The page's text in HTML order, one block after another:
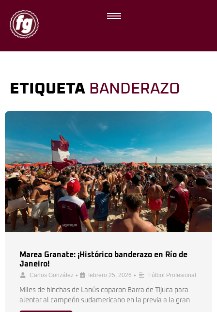
ETIQUETA BANDERAZO
Marea Granate: ¡Histórico banderazo en Río de
Janeiro!
Carlos González • febrero 25, 2026 • Fútbol Profesional
Miles de hinchas de Lanús coparon Barra de Tijuca para
alentar al campeón sudamericano en la previa a la gran